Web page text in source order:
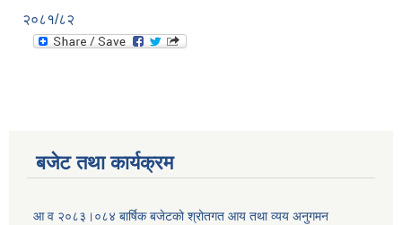
२०८१/८२
बजेट तथा कार्यक्रम
आ व २०८३।०८४ बार्षिक बजेटको श्रोतगत आय तथा व्यय अनुगमन